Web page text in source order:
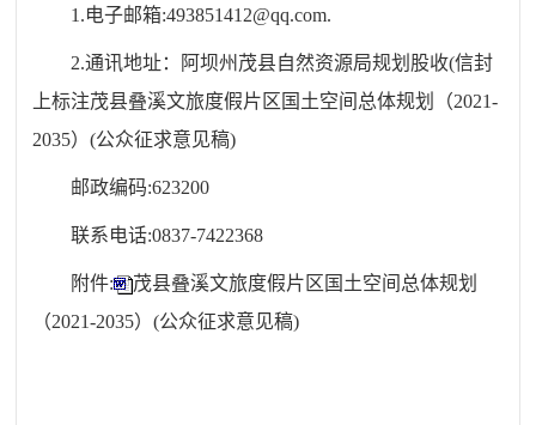
1.电子邮箱:493851412@qq.com.
2.通讯地址：阿坝州茂县自然资源局规划股收(信封
上标注茂县叠溪文旅度假片区国土空间总体规划（2021-
2035）(公众征求意见稿)
邮政编码:623200
联系电话:0837-7422368
附件:
茂县叠溪文旅度假片区国土空间总体规划
（2021-2035）(公众征求意见稿)